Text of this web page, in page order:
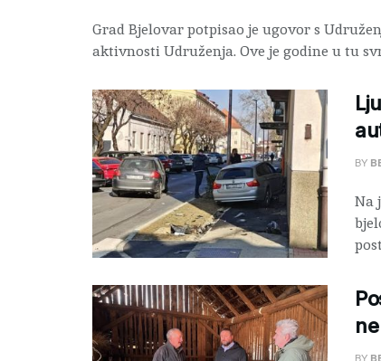
Grad Bjelovar potpisao je ugovor s
aktivnosti Udruženja. Ove je godine u tu
BY
Na
BY